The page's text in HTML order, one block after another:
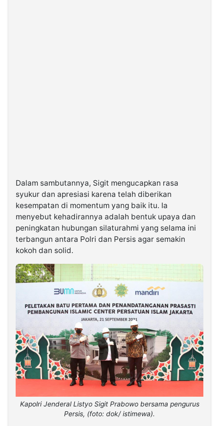
Dalam sambutannya, Sigit mengucapkan rasa
syukur dan apresiasi karena telah diberikan
kesempatan di momentum yang baik itu. Ia
menyebut kehadirannya adalah bentuk upaya dan
peningkatan hubungan silaturahmi yang selama ini
terbangun antara Polri dan Persis agar semakin
kokoh dan solid.
Kapolri Jenderal Listyo Sigit Prabowo bersama pengurus
Persis, (foto: dok/ istimewa).